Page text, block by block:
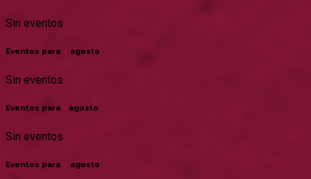
Sin eventos
Eventos para agosto
Sin eventos
Eventos para agosto
Sin eventos
Eventos para agosto